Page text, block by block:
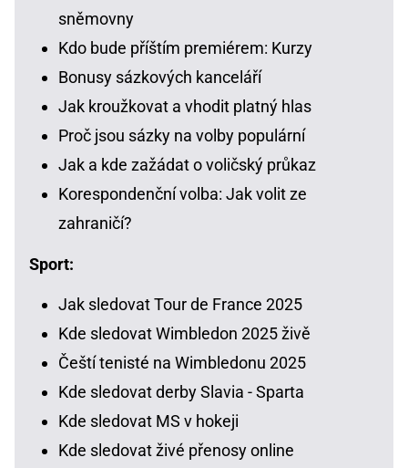
sněmovny
Kdo bude příštím premiérem: Kurzy
Bonusy sázkových kanceláří
Jak kroužkovat a vhodit platný hlas
Proč jsou sázky na volby populární
Jak a kde zažádat o voličský průkaz
Korespondenční volba: Jak volit ze
zahraničí?
Sport:
Jak sledovat Tour de France 2025
Kde sledovat Wimbledon 2025 živě
Čeští tenisté na Wimbledonu 2025
Kde sledovat derby Slavia - Sparta
Kde sledovat MS v hokeji
Kde sledovat živé přenosy online